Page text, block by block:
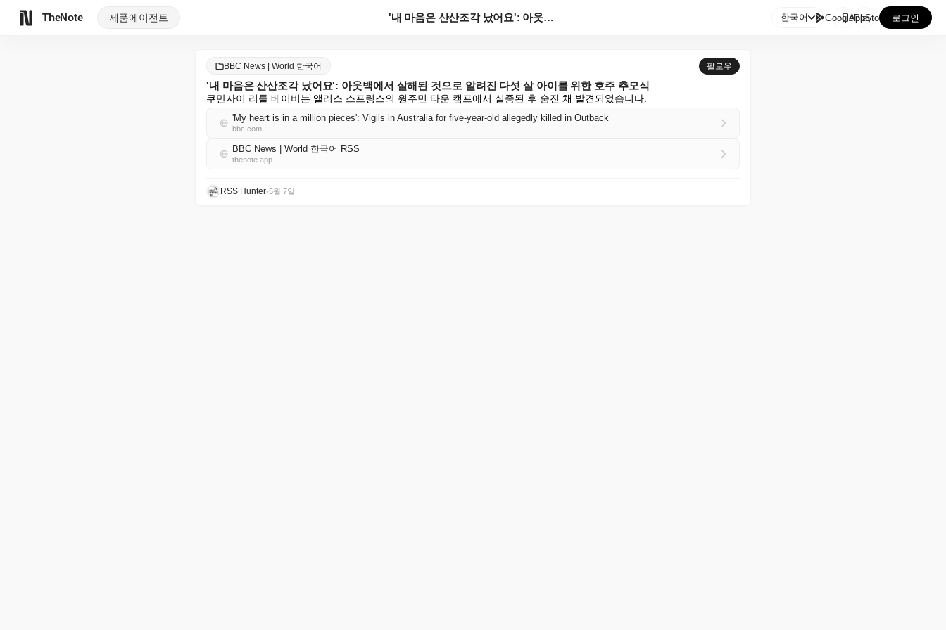
TheNote 제품에이전트 '내 마음은 산산조각 났어요': 아웃백에서 살해된 것으... 한국어 GooglePlay
AppStore 로그인
BBC News | World 한국어 팔로우
'내 마음은 산산조각 났어요': 아웃백에서 살해된 것으로 알려진 다섯 살 아이를 위한 호주 추모식
쿠만자이 리틀 베이비는 앨리스 스프링스의 원주민 타운 캠프에서 실종된 후 숨진 채 발견되었습니다.
'My heart is in a million pieces': Vigils in Australia for five-year-old allegedly killed in Outback
bbc.com
BBC News | World 한국어 RSS
thenote.app
RSS Hunter•5월 7일